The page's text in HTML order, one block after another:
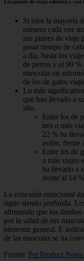
Los planes de viaje admiten y con
Si bien la mayoría
número cada vez
sus planes de viaje
pasar tiempo de
a día, hasta los
de perros y el 90 %
mascotas en
de los de gatos
Lo más
que han llevado a
año.
Entre los de
tres o más
22 % ha
avión, frente
Entre los de
o más viajes
ha llevado a
frente al 14
La conexión emocional
sigue siendo profunda.
afirmando que los
por la salud de sus
bienestar general. E
de las mascotas se ha
Fuente: Pet Product